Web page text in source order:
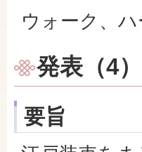
ウォーク、
発表（4
要旨